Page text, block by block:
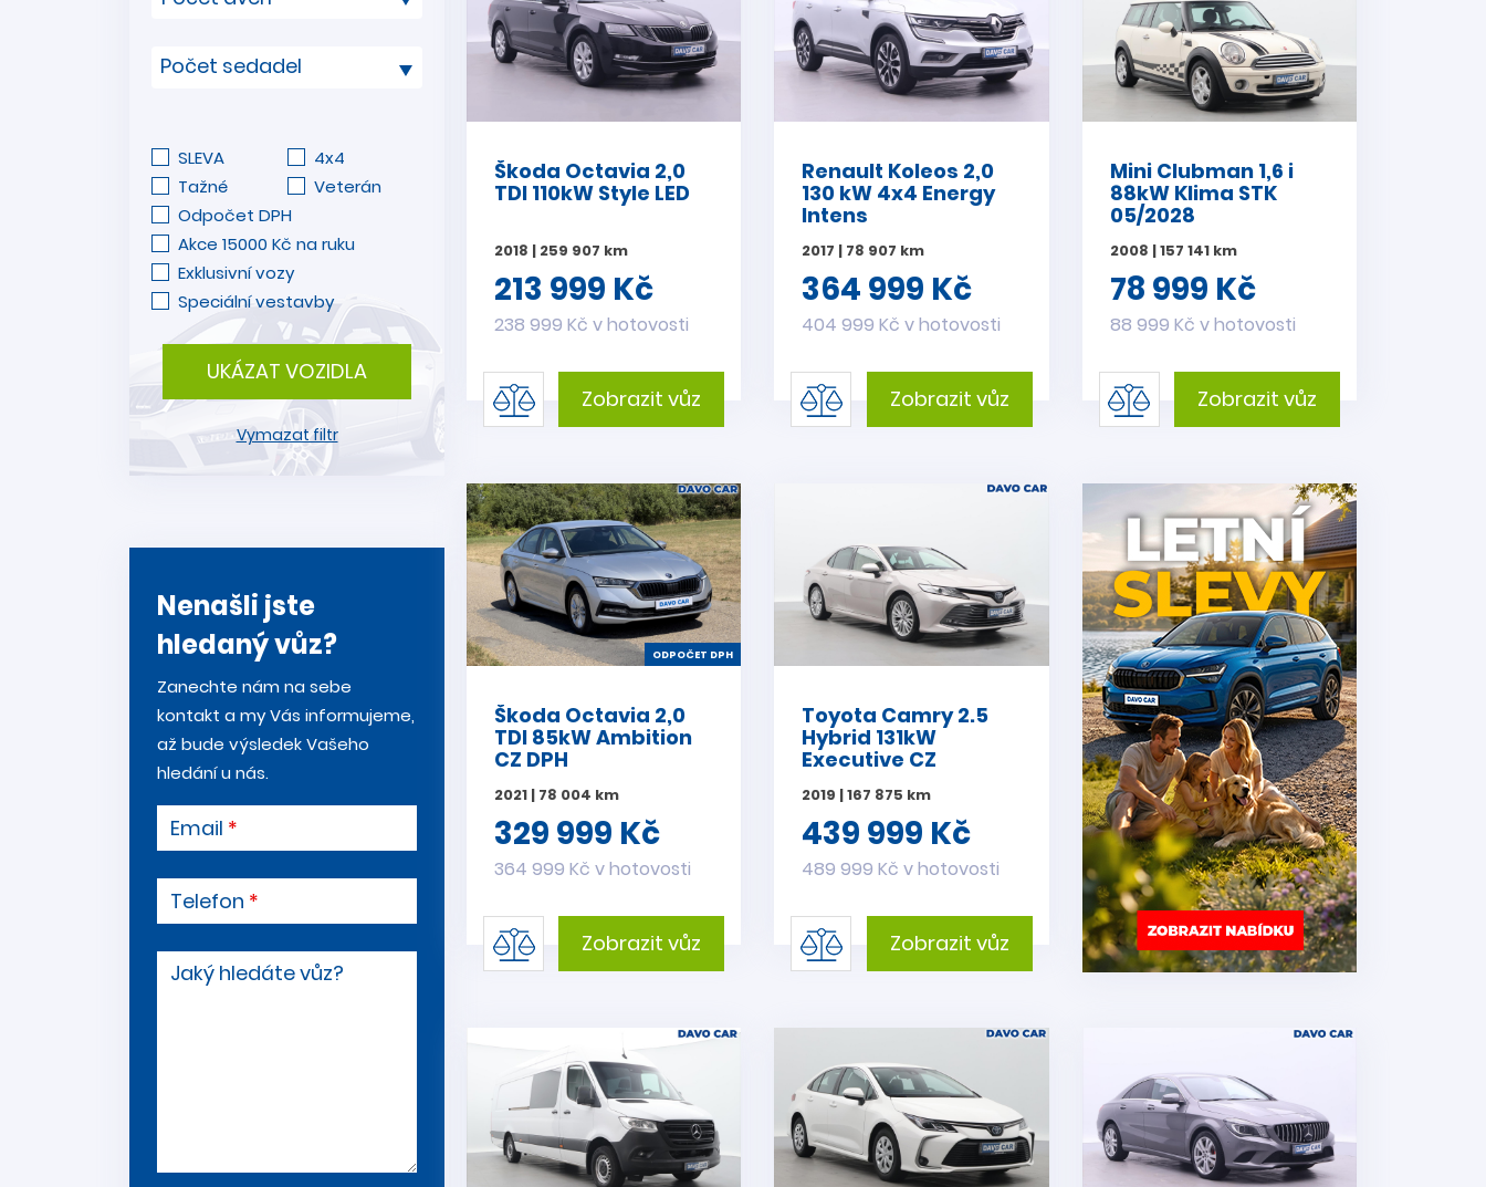
Počet sedadel
SLEVA
4x4
Tažné
Veterán
Odpočet DPH
Akce 15000 Kč na ruku
Exklusivní vozy
Speciální vestavby
UKÁZAT VOZIDLA
Vymazat filtr
Nenašli jste
hledaný vůz?
Zanechte nám na sebe
kontakt a my Vás informujeme,
až bude výsledek Vašeho
hledání u nás.
Email
Telefon
Jaký hledáte vůz?
Škoda Octavia 2,0
TDI 110kW Style LED
2018 | 259 907 km
213 999 Kč
238 999 Kč v hotovosti
Zobrazit vůz
Renault Koleos 2,0
130 kW 4x4 Energy
Intens
2017 | 78 907 km
364 999 Kč
404 999 Kč v hotovosti
Zobrazit vůz
Mini Clubman 1,6 i
88kW Klima STK
05/2028
2008 | 157 141 km
78 999 Kč
88 999 Kč v hotovosti
Zobrazit vůz
ODPOČET DPH
Škoda Octavia 2,0
TDI 85kW Ambition
CZ DPH
2021 | 78 004 km
329 999 Kč
364 999 Kč v hotovosti
Zobrazit vůz
Toyota Camry 2.5
Hybrid 131kW
Executive CZ
2019 | 167 875 km
439 999 Kč
489 999 Kč v hotovosti
Zobrazit vůz